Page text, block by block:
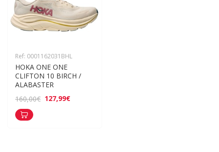
Ref: 0001162031BHL
HOKA ONE ONE
CLIFTON 10 BIRCH /
ALABASTER
160,00€ 127,99€